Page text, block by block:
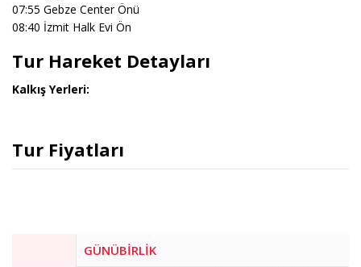
07:55 Gebze Center Önü
08:40 İzmit Halk Evi Ön
Tur Hareket Detayları
Kalkış Yerleri:
Tur Fiyatları
GÜNÜBİRLİK